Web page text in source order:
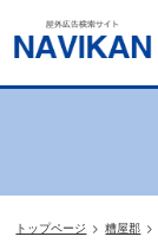
トップページ 糟屋郡